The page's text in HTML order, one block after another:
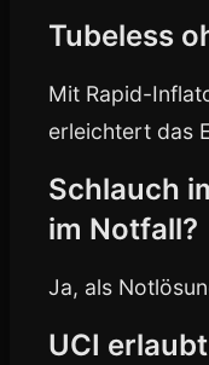
Tubeless
Mit Rapid-
erleichtert das
Schlauch
im Notfall?
Ja, als
UCI